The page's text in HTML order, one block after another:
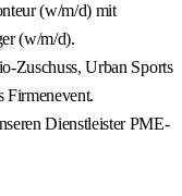
(w/m/d) mit
(w/m/d).
Zuschuss, Urban Sports
Firmenevent.
Dienstleister PME-